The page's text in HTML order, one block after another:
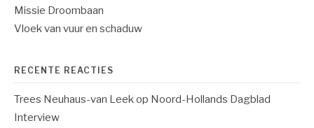
Missie Droombaan
Vloek van vuur en schaduw
RECENTE REACTIES
Trees Neuhaus-van Leek op Noord-Hollands Dagblad
Interview